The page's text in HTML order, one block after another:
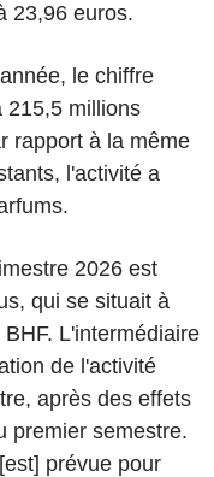
23,96 euros.
le chiffre
215,5 millions
rapport à la même
l'activité a
2026 est
qui se situait à
L'intermédiaire
de l'activité
après des effets
premier semestre.
prévue pour